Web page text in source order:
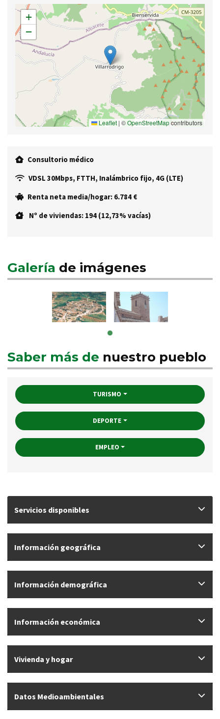
+
−
Leaflet | ©OpenStreetMapcontributors
Consultorio médico
VDSL 30Mbps, FTTH, Inalámbrico fijo, 4G (LTE)
Renta neta media/hogar: 6.784 €
Nº de viviendas: 194 (12,73% vacías)
Galería de imágenes
Saber más de nuestro pueblo
TURISMO
DEPORTE
EMPLEO
Servicios disponibles
Información geográfica
Información demográfica
Información económica
Vivienda y hogar
Datos Medioambientales